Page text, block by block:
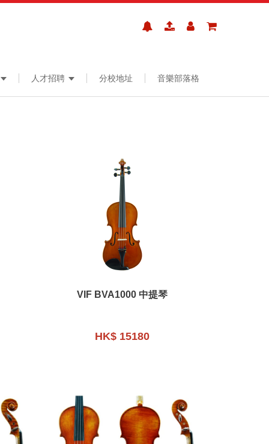
人才招聘 分校地址 音樂部落格
VIF BVA1000 中提琴
HK$ 15180